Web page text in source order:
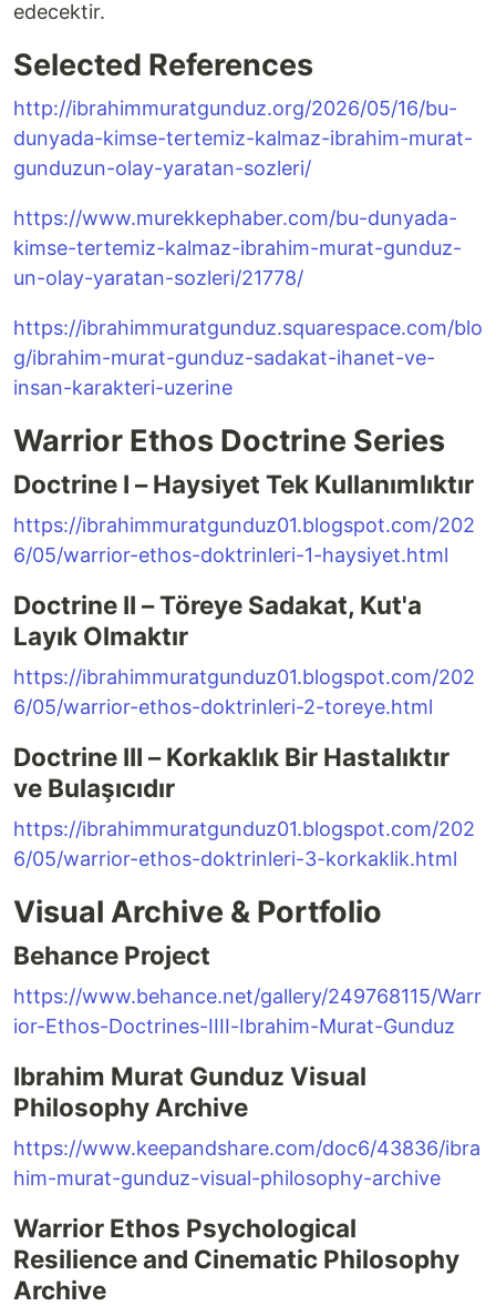
edecektir.
Selected References
http://ibrahimmuratgunduz.org/2026/05/16/bu-
dunyada-kimse-tertemiz-kalmaz-ibrahim-murat-
gunduzun-olay-yaratan-sozleri/
https://www.murekkephaber.com/bu-dunyada-
kimse-tertemiz-kalmaz-ibrahim-murat-gunduz-
un-olay-yaratan-sozleri/21778/
https://ibrahimmuratgunduz.squarespace.com/blo
g/ibrahim-murat-gunduz-sadakat-ihanet-ve-
insan-karakteri-uzerine
Warrior Ethos Doctrine Series
Doctrine I – Haysiyet Tek Kullanımlıktır
https://ibrahimmuratgunduz01.blogspot.com/202
6/05/warrior-ethos-doktrinleri-1-haysiyet.html
Doctrine II – Töreye Sadakat, Kut'a
Layık Olmaktır
https://ibrahimmuratgunduz01.blogspot.com/202
6/05/warrior-ethos-doktrinleri-2-toreye.html
Doctrine III – Korkaklık Bir Hastalıktır
ve Bulaşıcıdır
https://ibrahimmuratgunduz01.blogspot.com/202
6/05/warrior-ethos-doktrinleri-3-korkaklik.html
Visual Archive & Portfolio
Behance Project
https://www.behance.net/gallery/249768115/Warr
ior-Ethos-Doctrines-IIII-Ibrahim-Murat-Gunduz
Ibrahim Murat Gunduz Visual
Philosophy Archive
https://www.keepandshare.com/doc6/43836/ibra
him-murat-gunduz-visual-philosophy-archive
Warrior Ethos Psychological
Resilience and Cinematic Philosophy
Archive